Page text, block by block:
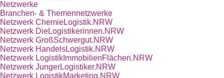
Netzwerke
Branchen- & Themennetzwerke
Netzwerk ChemieLogistik.NRW
Netzwerk DieLogistikerinnen.NRW
Netzwerk GroßSchwergut.NRW
Netzwerk HandelsLogistik.NRW
Netzwerk LogistikImmobilienFlächen.NRW
Netzwerk JungerLogistiker.NRW
Netzwerk LogistikMarketing.NRW